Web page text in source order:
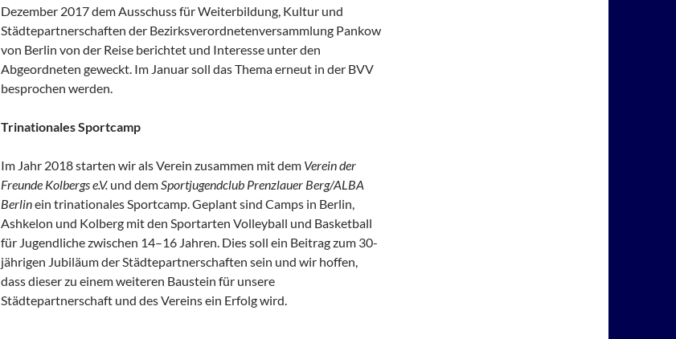
Dezember 2017 dem Ausschuss für Weiterbildung, Kultur und
Städtepartnerschaften der Bezirksverordnetenversammlung Pankow
von Berlin von der Reise berichtet und Interesse unter den
Abgeordneten geweckt. Im Januar soll das Thema erneut in der BVV
besprochen werden.
Trinationales Sportcamp
Im Jahr 2018 starten wir als Verein zusammen mit dem Verein der
Freunde Kolbergs e.V. und demSportjugendclub Prenzlauer Berg/ALBA
Berlinein trinationales Sportcamp. Geplant sind Camps in Berlin,
Ashkelon und Kolberg mit den Sportarten Volleyball und Basketball
für Jugendliche zwischen 14–16 Jahren. Dies soll ein Beitrag zum 30-
jährigen Jubiläum der Städtepartnerschaften sein und wir hoffen,
dass dieser zu einem weiteren Baustein für unsere
Städtepartnerschaft und des Vereins ein Erfolg wird.